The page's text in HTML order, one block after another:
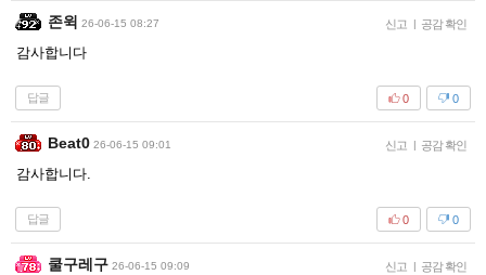
존윅 26-06-15 08:27 신고 | 공감 확인
감사합니다
답글 0
0
Beat0 26-06-15 09:01 신고 | 공감 확인
감사합니다.
답글 0
0
쿨구레구 26-06-15 09:09 신고 | 공감 확인